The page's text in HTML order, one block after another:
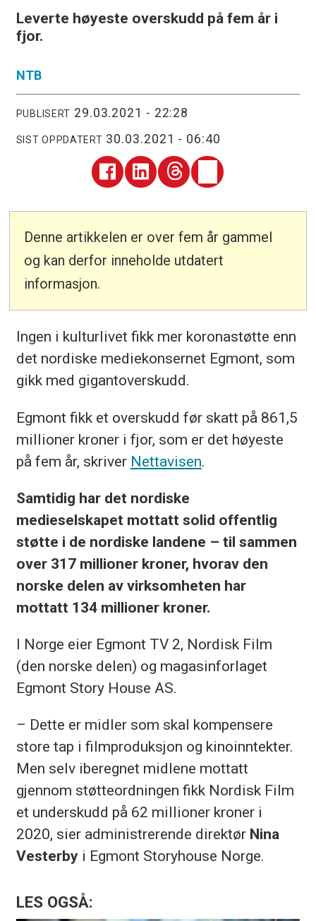
Leverte høyeste overskudd på fem år i
fjor.
NTB
PUBLISERT 29.03.2021 - 22:28
SIST OPPDATERT 30.03.2021 - 06:40
Denne artikkelen er over fem år gammel
og kan derfor inneholde utdatert
informasjon.
Ingen i kulturlivet fikk mer koronastøtte enn
det nordiske mediekonsernet Egmont, som
gikk med gigantoverskudd.
Egmont fikk et overskudd før skatt på 861,5
millioner kroner i fjor, som er det høyeste
på fem år, skriver Nettavisen.
Samtidig har det nordiske
medieselskapet mottatt solid offentlig
støtte i de nordiske landene – til sammen
over 317 millioner kroner, hvorav den
norske delen av virksomheten har
mottatt 134 millioner kroner.
I Norge eier Egmont TV 2, Nordisk Film
(den norske delen) og magasinforlaget
Egmont Story House AS.
– Dette er midler som skal kompensere
store tap i filmproduksjon og kinoinntekter.
Men selv iberegnet midlene mottatt
gjennom støtteordningen fikk Nordisk Film
et underskudd på 62 millioner kroner i
2020, sier administrerende direktør Nina
Vesterbyi Egmont Storyhouse Norge.
LES OGSÅ: